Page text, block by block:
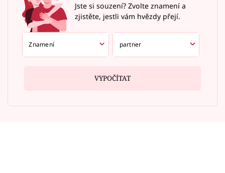
Jste si souzení? Zvolte znamení a
zjistěte, jestli vám hvězdy přejí.
VYPOČÍTAT